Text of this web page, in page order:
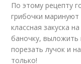
По этому рецепту
грибочки
классная закуска
баночку, выложить
порезать лучок и
только!